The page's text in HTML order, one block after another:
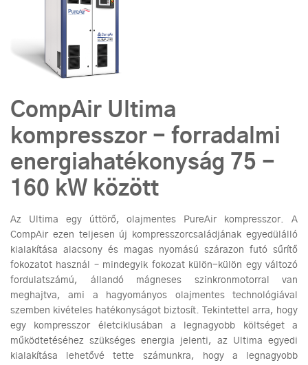
CompAir Ultima
kompresszor - forradalmi
energiahatékonyság 75 -
160 kW között
Az Ultima egy úttörő, olajmentes PureAir kompresszor. A
CompAir ezen teljesen új kompresszorcsaládjának egyedülálló
kialakítása alacsony és magas nyomású szárazon futó sűrítő
fokozatot használ – mindegyik fokozat külön-külön egy változó
fordulatszámú, állandó mágneses szinkronmotorral van
meghajtva, ami a hagyományos olajmentes technológiával
szemben kivételes hatékonyságot biztosít. Tekintettel arra, hogy
egy kompresszor életciklusában a legnagyobb költséget a
működtetéséhez szükséges energia jelenti, az Ultima egyedi
kialakítása lehetővé tette számunkra, hogy a legnagyobb